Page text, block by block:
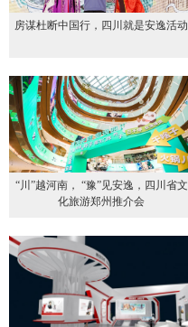
房谋杜断中国行，四川就是安逸活动
“川”越河南， “豫”见安逸，四川省文
化旅游郑州推介会